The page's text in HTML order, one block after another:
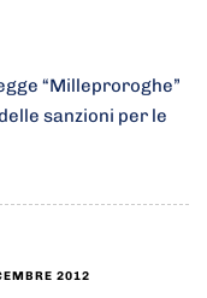
“Milleproroghe”
sanzioni per le
2012